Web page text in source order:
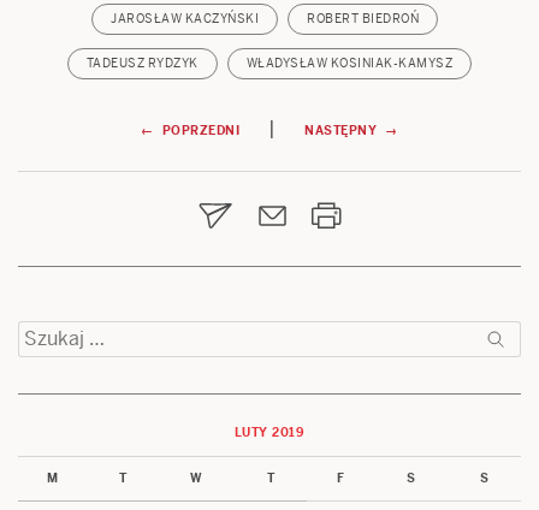
JAROSŁAW KACZYŃSKI ROBERT BIEDROŃ
TADEUSZ RYDZYK WŁADYSŁAW KOSINIAK-KAMYSZ
Nawigacja
wpisu
← POPRZEDNI | NASTĘPNY →
Szukaj:
LUTY 2019
M T W T F S S